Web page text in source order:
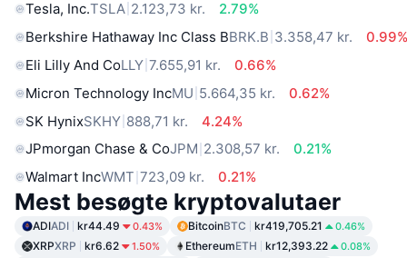
Tesla, Inc.TSLA 2.123,73 kr.
2.79%
Berkshire Hathaway Inc Class BBRK.B 3.358,47 kr.
Eli Lilly And CoLLY 7.655,91 kr.
0.66%
Micron Technology IncMU 5.664,35 kr.
0.62%
SK HynixSKHY 888,71 kr.
4.24%
JPmorgan Chase & CoJPM 2.308,57 kr.
0.21%
Walmart IncWMT 723,09 kr. 0.21%
Mest besøgte kryptovalutaer
ADIADI kr44.49 0.43% BitcoinBTC kr419,705.21 0.46%
XRPXRP kr6.62 1.50% EthereumETH kr12,393.22 0.08%